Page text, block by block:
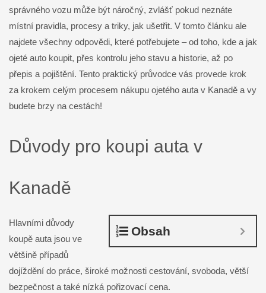
správného vozu může být náročný, zvlášť pokud neznáte
místní pravidla, procesy a triky, jak ušetřit. V tomto článku ale
najdete všechny odpovědi, které potřebujete – od toho, kde a jak
ojeté auto koupit, přes kontrolu jeho stavu a historie, až po
přepis a pojištění. Tento praktický průvodce vás provede krok
za krokem celým procesem nákupu ojetého auta v Kanadě a vy
budete brzy na cestách!
Důvody pro koupi auta v
Kanadě
Obsah
Hlavními důvody
koupě auta jsou ve
většině případů
dojíždění do práce, široké možnosti cestování, svoboda, větší
bezpečnost a také nízká pořizovací cena.